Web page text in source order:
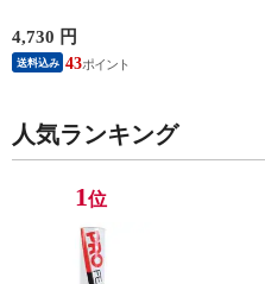
PF-6010 2025SS バド
ミントンシャトル 羽
根 12個入
4,730 円
送料込み 43
人気ランキング
1位